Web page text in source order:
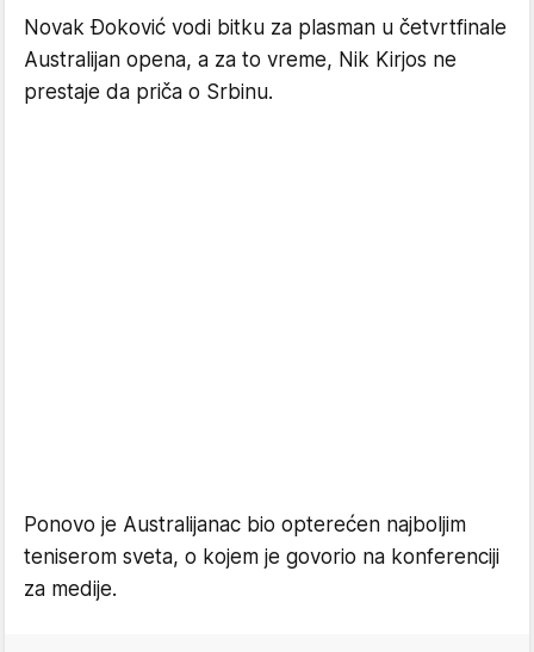
Novak Đoković vodi bitku za plasman u četvrtfinale
Australijan opena, a za to vreme, Nik Kirjos ne
prestaje da priča o Srbinu.
Ponovo je Australijanac bio opterećen najboljim
teniserom sveta, o kojem je govorio na konferenciji
za medije.